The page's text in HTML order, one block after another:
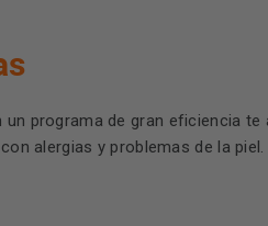
un programa de gran eficiencia
alergias y problemas de la piel.